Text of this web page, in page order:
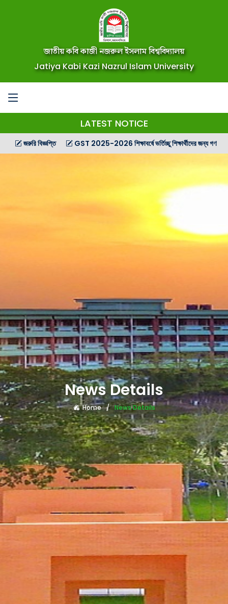
জাতীয় কবি কাজী নজরুল ইসলাম বিশ্ববিদ্যালয়
Jatiya Kabi Kazi Nazrul Islam University
LATEST NOTICE
জরুরি বিজ্ঞপ্তি GST 2025-2026 শিক্ষাবর্ষে ভর্তিচ্ছু শিক্ষার্থীদের জন্য গণ বিজ্ঞপ্তি
News Details
Home News Details